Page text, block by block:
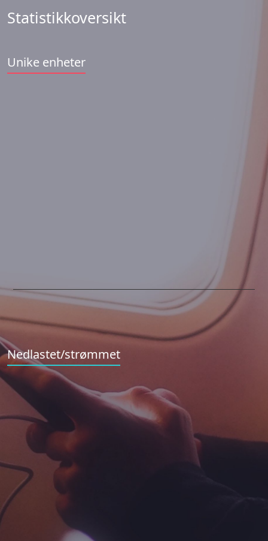
Statistikkoversikt
Unike enheter
Nedlastet/strømmet